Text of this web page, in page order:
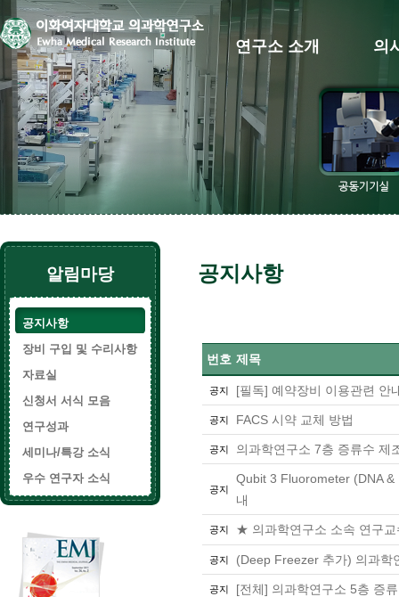
연구소 소개 의
알림마당
공지사항
장비 구입 및 수리사항
자료실
신청서 서식 모음
연구성과
세미나/특강 소식
우수 연구자 소식
공지사항
번호 제목
공지 [필독] 예약장비 이용관련 안
공지 FACS 시약 교체 방법
공지 의과학연구소 7층 증류수 제
공지
Qubit 3 Fluorometer (DNA
내
공지 ★ 의과학연구소 소속 연구
공지 (Deep Freezer 추가) 의과학
공지 [전체] 의과학연구소 5층 증